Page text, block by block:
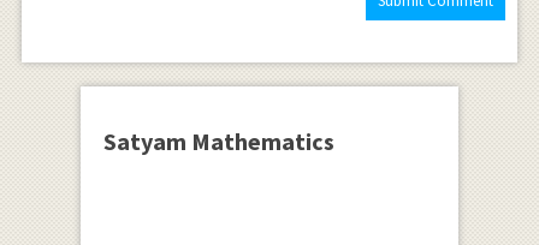
Satyam Mathematics